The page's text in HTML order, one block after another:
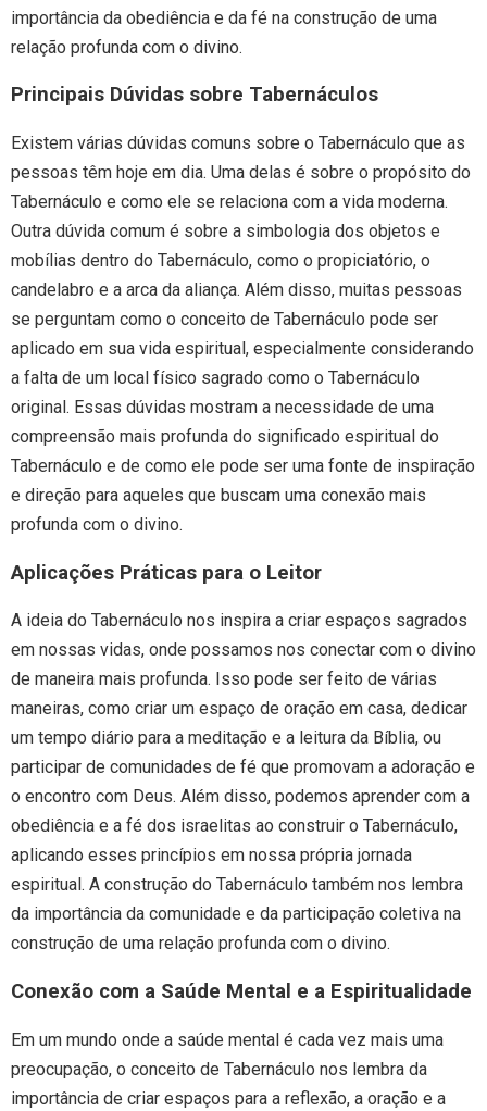
importância da obediência e da fé na construção de uma
relação profunda com o divino.
Principais Dúvidas sobre Tabernáculos
Existem várias dúvidas comuns sobre o Tabernáculo que as
pessoas têm hoje em dia. Uma delas é sobre o propósito do
Tabernáculo e como ele se relaciona com a vida moderna.
Outra dúvida comum é sobre a simbologia dos objetos e
mobílias dentro do Tabernáculo, como o propiciatório, o
candelabro e a arca da aliança. Além disso, muitas pessoas
se perguntam como o conceito de Tabernáculo pode ser
aplicado em sua vida espiritual, especialmente considerando
a falta de um local físico sagrado como o Tabernáculo
original. Essas dúvidas mostram a necessidade de uma
compreensão mais profunda do significado espiritual do
Tabernáculo e de como ele pode ser uma fonte de inspiração
e direção para aqueles que buscam uma conexão mais
profunda com o divino.
Aplicações Práticas para o Leitor
A ideia do Tabernáculo nos inspira a criar espaços sagrados
em nossas vidas, onde possamos nos conectar com o divino
de maneira mais profunda. Isso pode ser feito de várias
maneiras, como criar um espaço de oração em casa, dedicar
um tempo diário para a meditação e a leitura da Bíblia, ou
participar de comunidades de fé que promovam a adoração e
o encontro com Deus. Além disso, podemos aprender com a
obediência e a fé dos israelitas ao construir o Tabernáculo,
aplicando esses princípios em nossa própria jornada
espiritual. A construção do Tabernáculo também nos lembra
da importância da comunidade e da participação coletiva na
construção de uma relação profunda com o divino.
Conexão com a Saúde Mental e a Espiritualidade
Em um mundo onde a saúde mental é cada vez mais uma
preocupação, o conceito de Tabernáculo nos lembra da
importância de criar espaços para a reflexão, a oração e a